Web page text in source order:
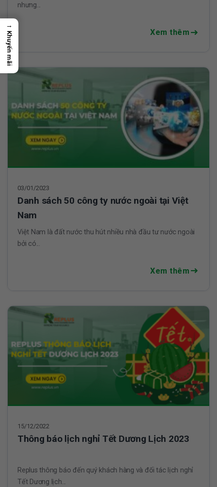
nhưng...
Xem thêm
03/01/2023
Danh sách 50 công ty nước ngoài tại Việt
Nam
Việt Nam là đất nước thu hút nhiều nhà đầu tư nước ngoài
bởi có...
Xem thêm
15/12/2022
Thông báo lịch nghỉ Tết Dương Lịch 2023
Replus thông báo đến quý khách hàng và đối tác lịch nghỉ
Tết Dương lịch...
→
Khuyến mãi